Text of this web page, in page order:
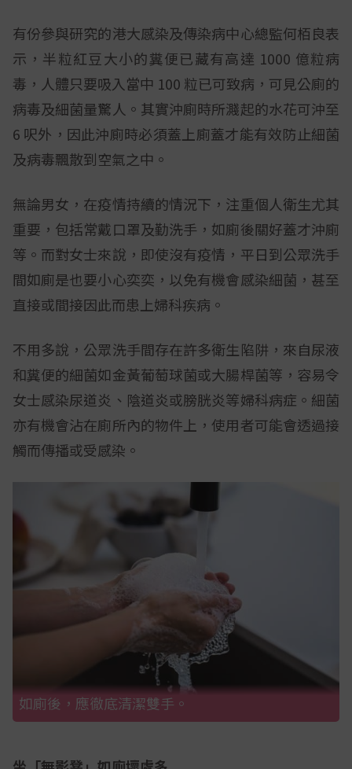
有份參與研究的港大感染及傳染病中心總監何栢良表
示，半粒紅豆大小的糞便已藏有高達 1000 億粒病
毒，人體只要吸入當中 100 粒已可致病，可見公廁的
病毒及細菌量驚人。其實沖廁時所濺起的水花可沖至
6 呎外，因此沖廁時必須蓋上廁蓋才能有效防止細菌
及病毒飄散到空氣之中。
無論男女，在疫情持續的情況下，注重個人衛生尤其
重要，包括常戴口罩及勤洗手，如廁後關好蓋才沖廁
等。而對女士來說，即使沒有疫情，平日到公眾洗手
間如廁是也要小心奕奕，以免有機會感染細菌，甚至
直接或間接因此而患上婦科疾病。
不用多說，公眾洗手間存在許多衛生陷阱，來自尿液
和糞便的細菌如金黃葡萄球菌或大腸桿菌等，容易令
女士感染尿道炎、陰道炎或膀胱炎等婦科病症。細菌
亦有機會沾在廁所內的物件上，使用者可能會透過接
觸而傳播或受感染。
如廁後，應徹底清潔雙手。